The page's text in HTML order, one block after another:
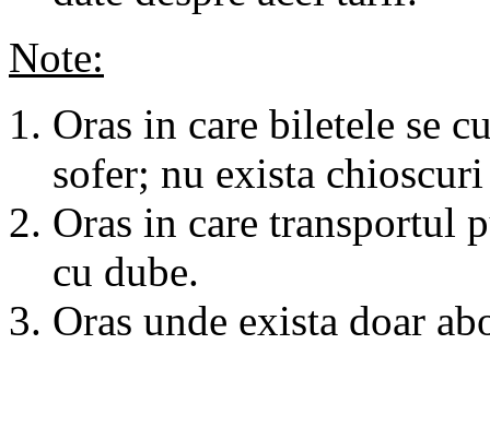
Note:
Oras in care biletele se
sofer; nu exista
Oras in care transportul
cu dube.
Oras unde exista doar